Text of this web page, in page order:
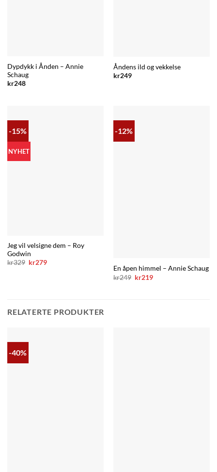
Dypdykk i Ånden – Annie
Schaug
kr248
Åndens ild og vekkelse
kr249
-15%
NYHET
Jeg vil velsigne dem – Roy
Godwin
kr329 Opprinnelig
kr279Nåværende
-12%
En åpen himmel – Annie Schaug
kr249 Opprinnelig
kr219Nåværende
RELATERTE PRODUKTER
-40%